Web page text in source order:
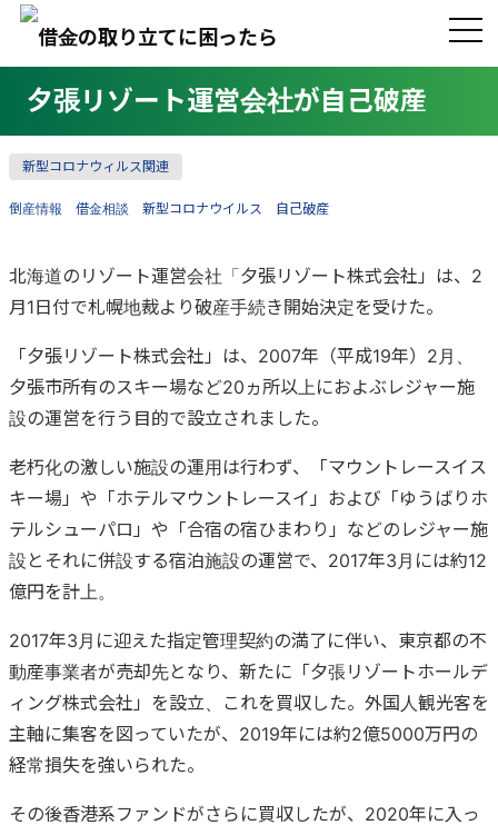
夕張リゾート運営会社が自己破産
新型コロナウィルス関連
倒産情報 借金相談 新型コロナウイルス 自己破産
北海道のリゾート運営会社「夕張リゾート株式会社」は、2
月1日付で札幌地裁より破産手続き開始決定を受けた。
「夕張リゾート株式会社」は、2007年（平成19年）2月、
夕張市所有のスキー場など20ヵ所以上におよぶレジャー施
設の運営を行う目的で設立されました。
老朽化の激しい施設の運用は行わず、「マウントレースイス
キー場」や「ホテルマウントレースイ」および「ゆうばりホ
テルシューパロ」や「合宿の宿ひまわり」などのレジャー施
設とそれに併設する宿泊施設の運営で、2017年3月には約12
億円を計上。
2017年3月に迎えた指定管理契約の満了に伴い、東京都の不
動産事業者が売却先となり、新たに「夕張リゾートホールデ
ィング株式会社」を設立、これを買収した。外国人観光客を
主軸に集客を図っていたが、2019年には約2億5000万円の
経常損失を強いられた。
その後香港系ファンドがさらに買収したが、2020年に入っ